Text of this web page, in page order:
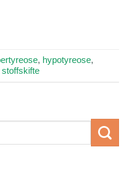
, hypotyreose,
stoffskifte